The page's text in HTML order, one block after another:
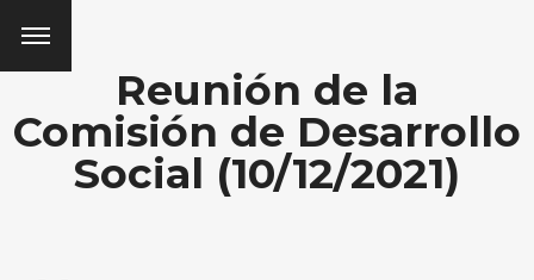
Reunión de la
Comisión de Desarrollo
Social (10/12/2021)